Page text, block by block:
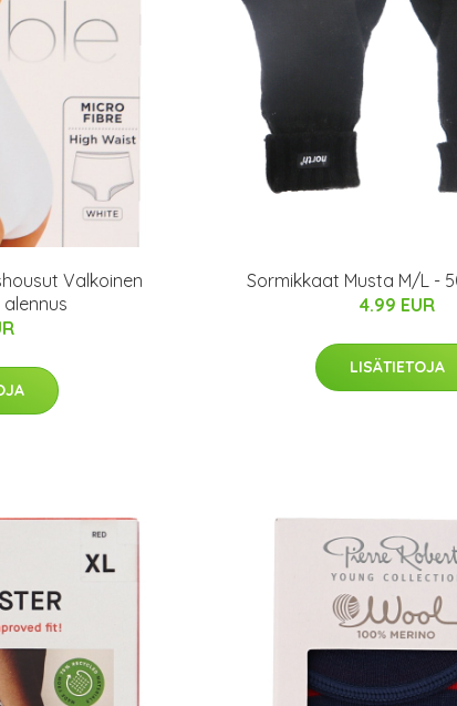
Valkoinen
alennus
Sormikkaat Musta M/L -
4.99 EUR
LISÄTIETOJA